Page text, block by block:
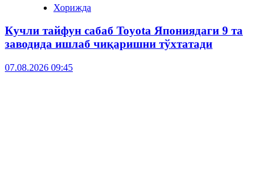
Хорижда
Кучли тайфун сабаб Toyota Япониядаги 9 та
заводида ишлаб чиқаришни тўхтатади
07.08.2026 09:45